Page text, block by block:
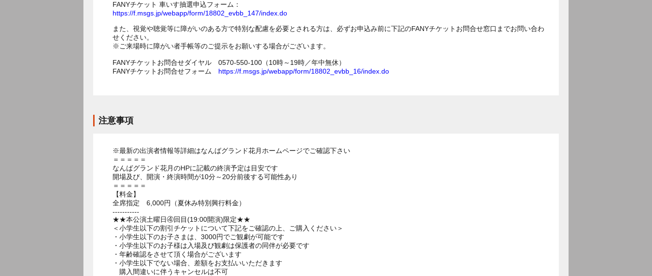
FANYチケット 車いす抽選申込フォーム：
https://f.msgs.jp/webapp/form/18802_evbb_147/index.do
また、視覚や聴覚等に障がいのある方で特別な配慮を必要とされる方は、必ずお申込み前に下記のFANYチケットお問合せ窓口までお問い合わ
せください。
※ご来場時に障がい者手帳等のご提示をお願いする場合がございます。
FANYチケットお問合せダイヤル 0570-550-100（10時～19時／年中無休）
FANYチケットお問合せフォーム https://f.msgs.jp/webapp/form/18802_evbb_16/index.do
注意事項
※最新の出演者情報等詳細はなんばグランド花月ホームページでご確認下さい
＝＝＝＝＝
なんばグランド花月のHPに記載の終演予定は目安です
開場及び、開演・終演時間が10分～20分前後する可能性あり
＝＝＝＝＝
【料金】
全席指定 6,000円（夏休み特別興行料金）
-----------
★★本公演土曜日④回目(19:00開演)限定★★
＜小学生以下の割引チケットについて下記をご確認の上、ご購入ください＞
・小学生以下のお子さまは、3000円でご観劇が可能です
・小学生以下のお子様は入場及び観劇は保護者の同伴が必要です
・年齢確認をさせて頂く場合がございます
・小学生以下でない場合、差額をお支払いいただきます
購入間違いに伴うキャンセルは不可